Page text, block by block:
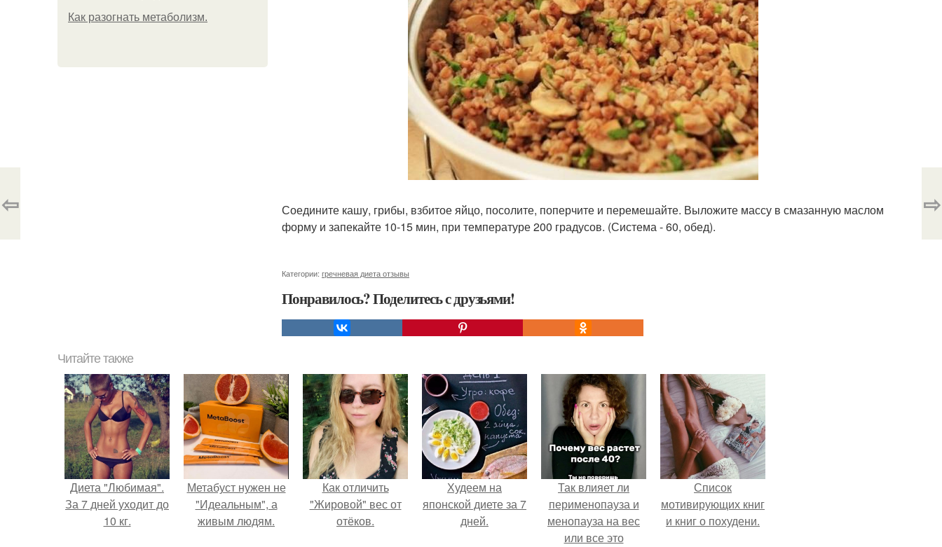
Как разогнать метаболизм.
Соедините кашу, грибы, взбитое яйцо, посолите, поперчите и перемешайте. Выложите массу в смазанную маслом
форму и запекайте 10-15 мин, при температуре 200 градусов. (Система - 60, обед).
Категории: гречневая диета отзывы
Понравилось? Поделитесь с друзьями!
⇦ ⇨
Читайте также
Диета "Любимая".
За 7 дней уходит до
10 кг.
Метабуст нужен не
"Идеальным", а
живым людям.
Как отличить
"Жировой" вес от
отёков.
Худеем на
японской диете за 7
дней.
Так влияет ли
перименопауза и
менопауза на вес
или все это
Список
мотивирующих книг
и книг о похудени.